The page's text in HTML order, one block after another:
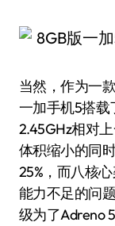
当然，作为一
一加手机5搭载
2.45GHz相对
体积缩小的同
25%，而八核
能力不足的问
级为了Adreno